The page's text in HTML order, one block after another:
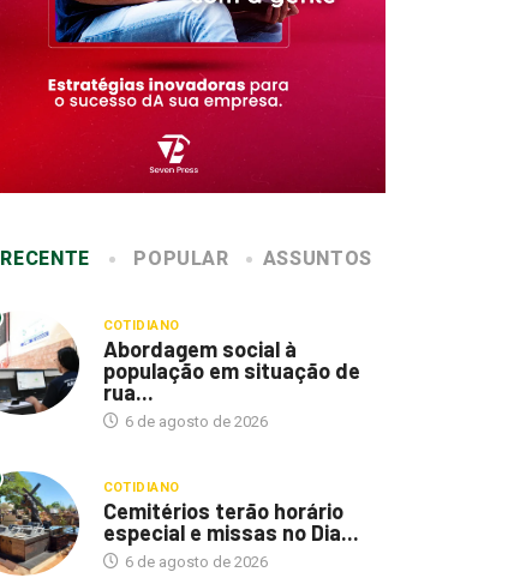
RECENTE POPULAR ASSUNTOS
COTIDIANO
Abordagem social à
população em situação de
rua...
6 de agosto de 2026
COTIDIANO
Cemitérios terão horário
especial e missas no Dia...
6 de agosto de 2026